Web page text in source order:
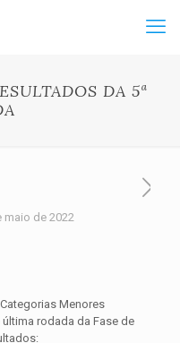
DA 5ª
maio de 2022
Menores
rodada da Fase de